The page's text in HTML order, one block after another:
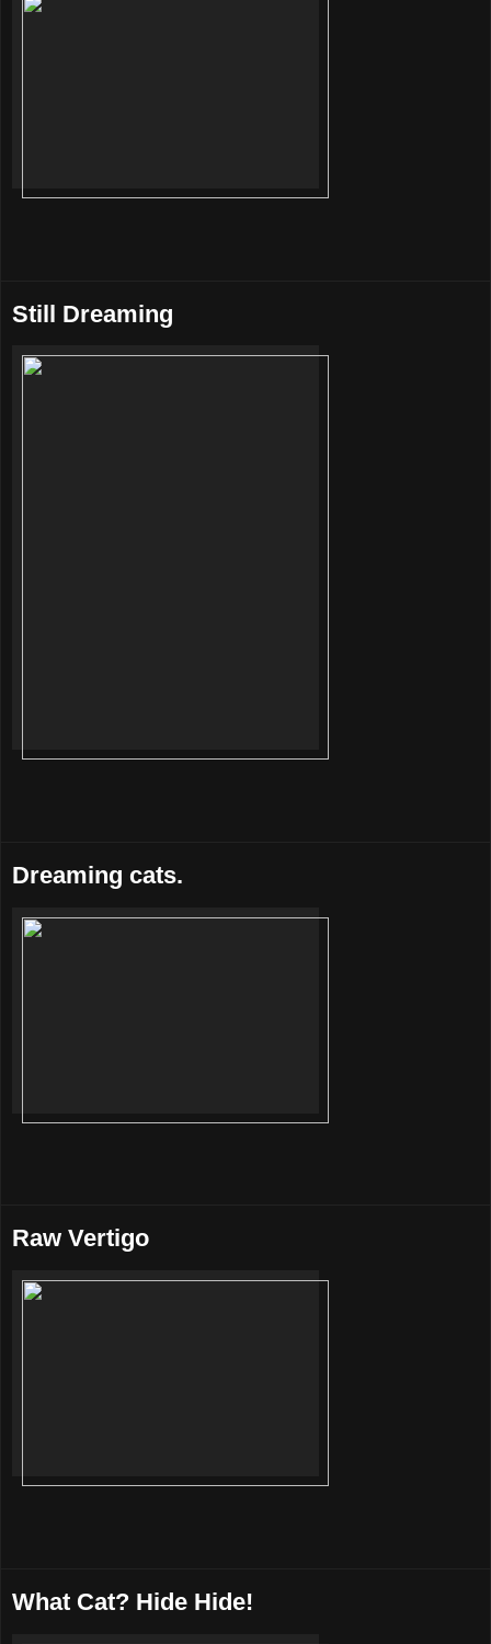
Still Dreaming
Dreaming cats.
Raw Vertigo
What Cat? Hide Hide!